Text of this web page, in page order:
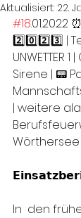
Aktualisiert: 22.
#18.01.2022
2️⃣0️⃣2️⃣3️⃣ |
UNWETTER
Sirene | 📟
| weitere
Wörthersee
In  den